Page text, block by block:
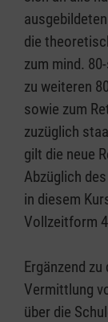
die
zum mind.
zu weiteren
sowie zum
zuzüglich
gilt die neue
Abzüglich
in diesem
Vollzeitform
Ergänzend
Vermittlung
über die